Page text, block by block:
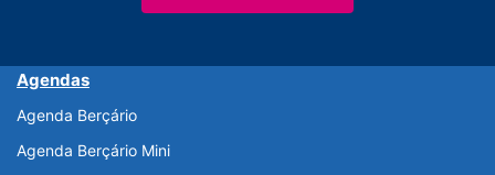
Agendas
Agenda Berçário
Agenda Berçário Mini